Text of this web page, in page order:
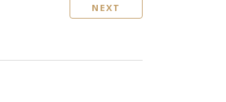
NEXT